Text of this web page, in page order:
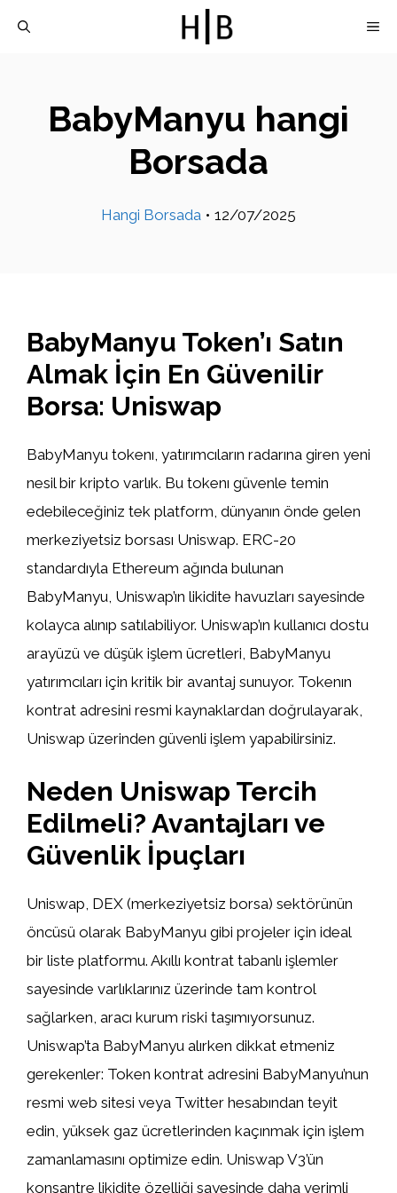
BabyManyu hangi
Borsada
Hangi Borsada • 12/07/2025
BabyManyu Token’ı Satın
Almak İçin En Güvenilir
Borsa: Uniswap
BabyManyu tokenı, yatırımcıların radarına giren yeni
nesil bir kripto varlık. Bu tokenı güvenle temin
edebileceğiniz tek platform, dünyanın önde gelen
merkeziyetsiz borsası Uniswap. ERC-20
standardıyla Ethereum ağında bulunan
BabyManyu, Uniswap’ın likidite havuzları sayesinde
kolayca alınıp satılabiliyor. Uniswap’ın kullanıcı dostu
arayüzü ve düşük işlem ücretleri, BabyManyu
yatırımcıları için kritik bir avantaj sunuyor. Tokenın
kontrat adresini resmi kaynaklardan doğrulayarak,
Uniswap üzerinden güvenli işlem yapabilirsiniz.
Neden Uniswap Tercih
Edilmeli? Avantajları ve
Güvenlik İpuçları
Uniswap, DEX (merkeziyetsiz borsa) sektörünün
öncüsü olarak BabyManyu gibi projeler için ideal
bir liste platformu. Akıllı kontrat tabanlı işlemler
sayesinde varlıklarınız üzerinde tam kontrol
sağlarken, aracı kurum riski taşımıyorsunuz.
Uniswap’ta BabyManyu alırken dikkat etmeniz
gerekenler: Token kontrat adresini BabyManyu’nun
resmi web sitesi veya Twitter hesabından teyit
edin, yüksek gaz ücretlerinden kaçınmak için işlem
zamanlamasını optimize edin. Uniswap V3’ün
konsantre likidite özelliği sayesinde daha verimli